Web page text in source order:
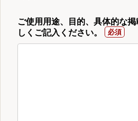
ご使用用途、目的、具体的な
しくご記入ください。